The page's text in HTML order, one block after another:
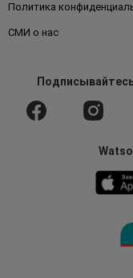
Политика
СМИ о нас